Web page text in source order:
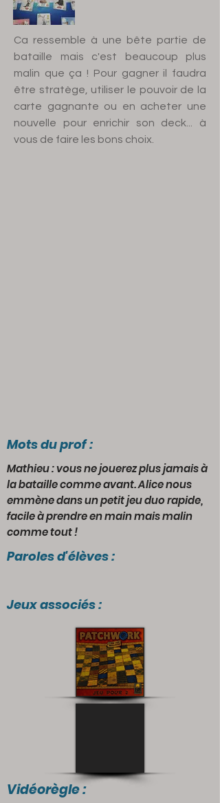
Ca ressemble à une bête partie de
bataille mais c'est beaucoup plus
malin que ça ! Pour gagner il faudra
être stratège, utiliser le pouvoir de la
carte gagnante ou en acheter une
nouvelle pour enrichir son deck... à
vous de faire les bons choix.
Mots du prof :
Mathieu : vous ne jouerez plus jamais à
la bataille comme avant. Alice nous
emmène dans un petit jeu duo rapide,
facile à prendre en main mais malin
comme tout !
Paroles d'élèves :
Jeux associés :
Vidéorègle :